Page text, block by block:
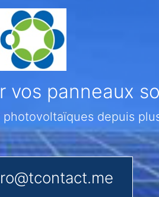
vos panneaux
depuis